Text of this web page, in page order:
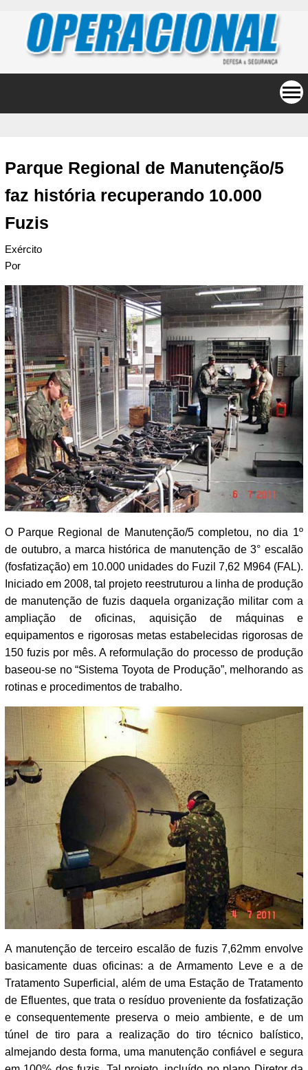
Parque Regional de Manutenção/5
faz história recuperando 10.000
Fuzis
Exército
Por
O Parque Regional de Manutenção/5 completou, no dia 1º
de outubro, a marca histórica de manutenção de 3° escalão
(fosfatização) em 10.000 unidades do Fuzil 7,62 M964 (FAL).
Iniciado em 2008, tal projeto reestruturou a linha de produção
de manutenção de fuzis daquela organização militar com a
ampliação de oficinas, aquisição de máquinas e
equipamentos e rigorosas metas estabelecidas rigorosas de
150 fuzis por mês. A reformulação do processo de produção
baseou-se no “Sistema Toyota de Produção”, melhorando as
rotinas e procedimentos de trabalho.
A manutenção de terceiro escalão de fuzis 7,62mm envolve
basicamente duas oficinas: a de Armamento Leve e a de
Tratamento Superficial, além de uma Estação de Tratamento
de Efluentes, que trata o resíduo proveniente da fosfatização
e consequentemente preserva o meio ambiente, e de um
túnel de tiro para a realização do tiro técnico balístico,
almejando desta forma, uma manutenção confiável e segura